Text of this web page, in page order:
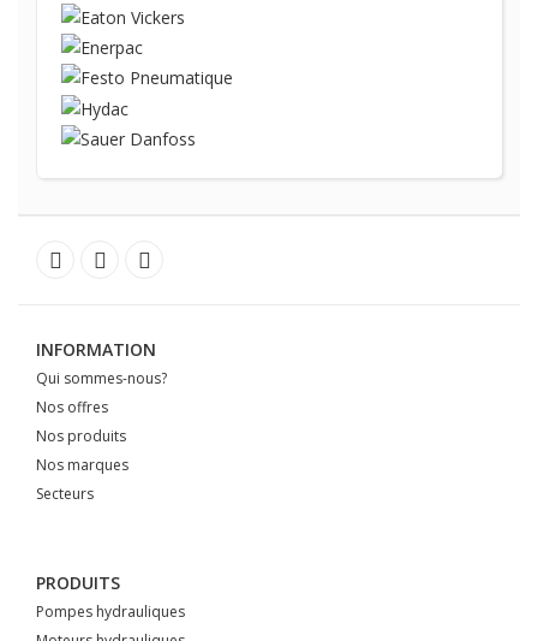
INFORMATION
Qui sommes-nous?
Nos offres
Nos produits
Nos marques
Secteurs
PRODUITS
Pompes hydrauliques